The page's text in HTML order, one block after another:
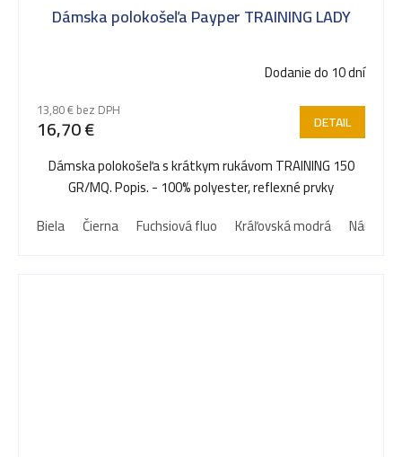
Dámska polokošeľa Payper TRAINING LADY
Dodanie do 10 dní
13,80 € bez DPH
16,70 € DETAIL
Dámska polokošeľa s krátkym rukávom TRAINING 150
GR/MQ. Popis. - 100% polyester, reflexné prvky
Biela
Čierna Fuchsiová fluo Kráľovská modrá